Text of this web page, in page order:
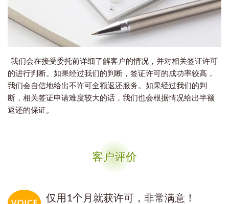
我们会在接受委托前详细了解客户的情况，并对相关签证许可
的进行判断。如果经过我们的判断，签证许可的成功率较高，
我们会自信地给出不许可全额返还服务。如果经过我们的判
断，相关签证申请难度较大的话，我们也会根据情况给出半额
返还的保证。
客户评价
仅用1个月就获许可，非常满意！